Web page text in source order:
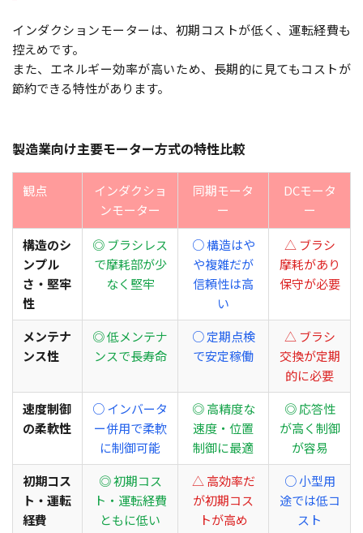
インダクションモーターは、初期コストが低く、運転経費も
控えめです。
また、エネルギー効率が高いため、長期的に見てもコストが
節約できる特性があります。
製造業向け主要モーター方式の特性比較
観点
インダクショ
ンモーター
同期モータ
ー
DCモータ
ー
構造のシ
ンプル
さ・堅牢
性
◎ ブラシレス
で摩耗部が少
なく堅牢
○ 構造はや
や複雑だが
信頼性は高
い
△ ブラシ
摩耗があり
保守が必要
メンテナ
ンス性
◎ 低メンテナ
ンスで長寿命
○ 定期点検
で安定稼働
△ ブラシ
交換が定期
的に必要
速度制御
の柔軟性
○ インバータ
ー併用で柔軟
に制御可能
◎ 高精度な
速度・位置
制御に最適
◎ 応答性
が高く制御
が容易
初期コス
ト・運転
経費
◎ 初期コス
ト・運転経費
ともに低い
△ 高効率だ
が初期コス
トが高め
○ 小型用
途では低コ
スト